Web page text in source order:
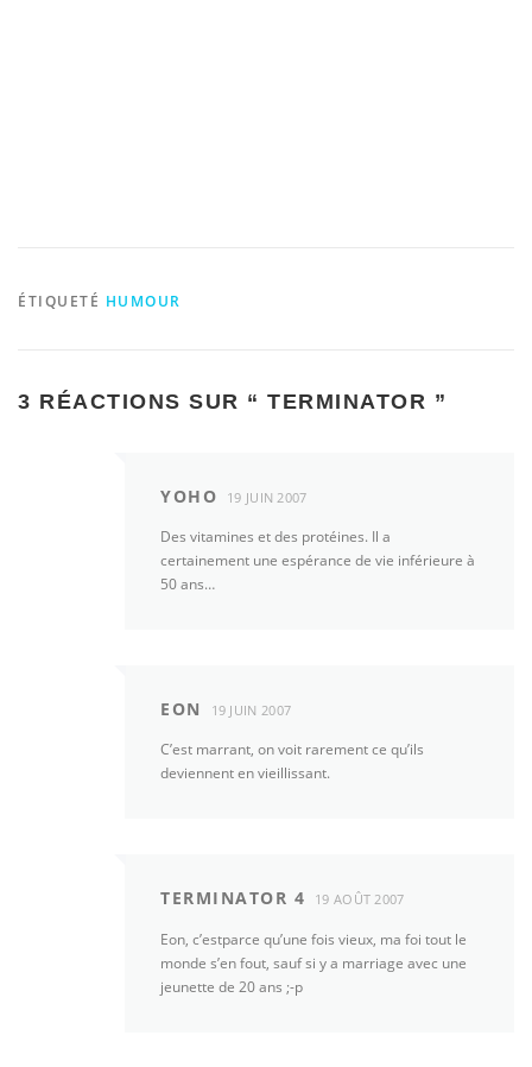
ÉTIQUETÉ HUMOUR
3 RÉACTIONS SUR “ TERMINATOR ”
YOHO 19 JUIN 2007
Des vitamines et des protéines. Il a
certainement une espérance de vie inférieure à
50 ans…
EON 19 JUIN 2007
C’est marrant, on voit rarement ce qu’ils
deviennent en vieillissant.
TERMINATOR 4 19 AOÛT 2007
Eon, c’estparce qu’une fois vieux, ma foi tout le
monde s’en fout, sauf si y a marriage avec une
jeunette de 20 ans ;-p